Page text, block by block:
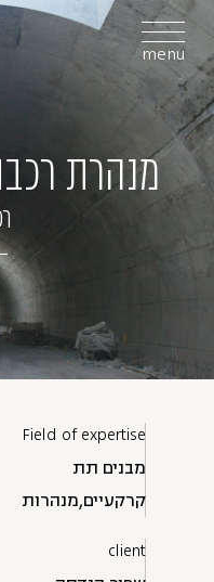
menu
מנהרת
Field of expertise
מבנים תת
קרקעיים,מנהרות
client